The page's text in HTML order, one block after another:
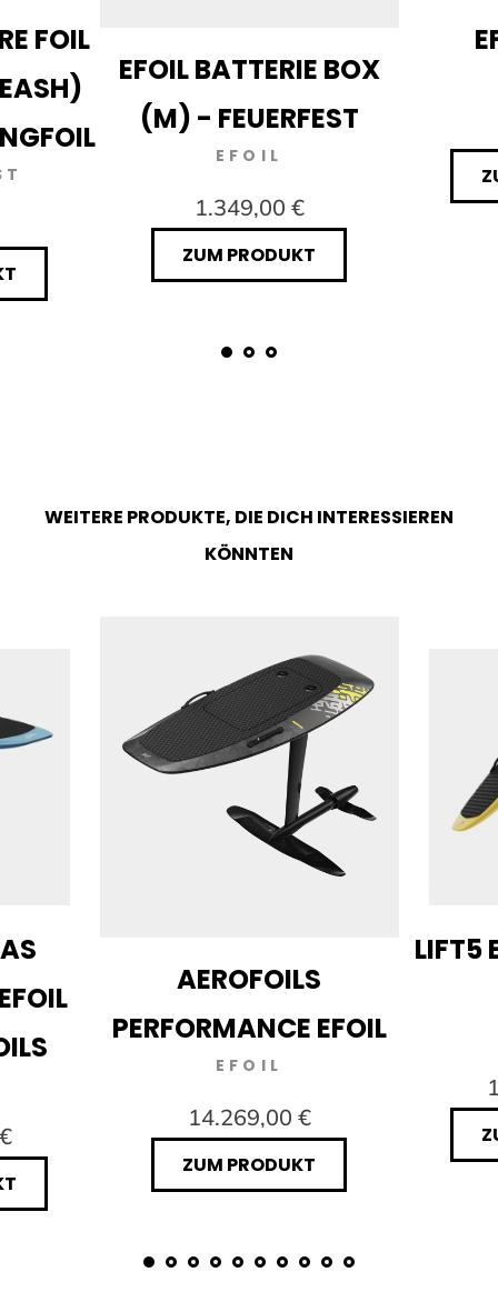
FOIL
EFOIL BATTERIE BOX
(M) - FEUERFEST
EFOIL
1.349,00 €
ZUM PRODUKT
WEITERE PRODUKTE, DIE DICH INTERESSIEREN
KÖNNTEN
AEROFOILS
PERFORMANCE EFOIL
EFOIL
14.269,00 €
ZUM PRODUKT
LIFT5